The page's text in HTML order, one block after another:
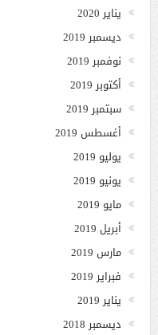
يناير 2020
ديسمبر 2019
نوفمبر 2019
أكتوبر 2019
سبتمبر 2019
أغسطس 2019
يوليو 2019
يونيو 2019
مايو 2019
أبريل 2019
مارس 2019
فبراير 2019
يناير 2019
ديسمبر 2018